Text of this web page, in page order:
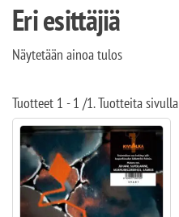
Eri esittäjiä
Näytetään ainoa tulos
Tuotteet 1 - 1 /1. Tuotteita sivulla